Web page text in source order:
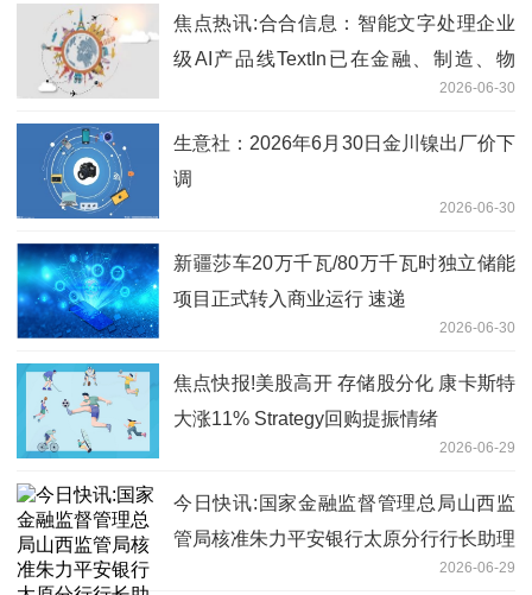
焦点热讯:合合信息：智能文字处理企业
级AI产品线TextIn已在金融、制造、物
流、政务等近30个行业累计服务千余家
客户
2026-06-30
生意社：2026年6月30日金川镍出厂价下
调
2026-06-30
新疆莎车20万千瓦/80万千瓦时独立储能
项目正式转入商业运行 速递
2026-06-30
焦点快报!美股高开 存储股分化 康卡斯特
大涨11% Strategy回购提振情绪
2026-06-29
今日快讯:国家金融监督管理总局山西监
管局核准朱力平安银行太原分行行长助理
2026-06-29